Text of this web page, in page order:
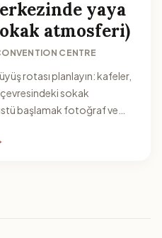
yaya
atmosferi)
CENTRE
rotası planlayın: kafeler,
sokak
başlamak fotoğraf ve